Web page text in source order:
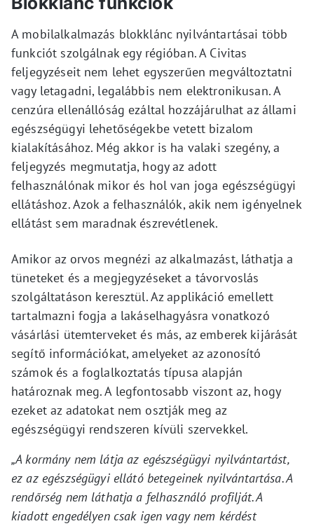
A mobilalkalmazás blokklánc nyilvántartásai több
funkciót szolgálnak egy régióban. A Civitas
feljegyzéseit nem lehet egyszerűen megváltoztatni
vagy letagadni, legalábbis nem elektronikusan. A
cenzúra ellenállóság ezáltal hozzájárulhat az állami
egészségügyi lehetőségekbe vetett bizalom
kialakításához. Még akkor is ha valaki szegény, a
feljegyzés megmutatja, hogy az adott
felhasználónak mikor és hol van joga egészségügyi
ellátáshoz. Azok a felhasználók, akik nem igényelnek
ellátást sem maradnak észrevétlenek.
Amikor az orvos megnézi az alkalmazást, láthatja a
tüneteket és a megjegyzéseket a távorvoslás
szolgáltatáson keresztül. Az applikáció emellett
tartalmazni fogja a lakáselhagyásra vonatkozó
vásárlási ütemterveket és más, az emberek kijárását
segítő információkat, amelyeket az azonosító
számok és a foglalkoztatás típusa alapján
határoznak meg. A legfontosabb viszont az, hogy
ezeket az adatokat nem osztják meg az
egészségügyi rendszeren kívüli szervekkel.
„A kormány nem látja az egészségügyi nyilvántartást,
ez az egészségügyi ellátó betegeinek nyilvántartása. A
rendőrség nem láthatja a felhasználó profilját. A
kiadott engedélyen csak igen vagy nem kérdést